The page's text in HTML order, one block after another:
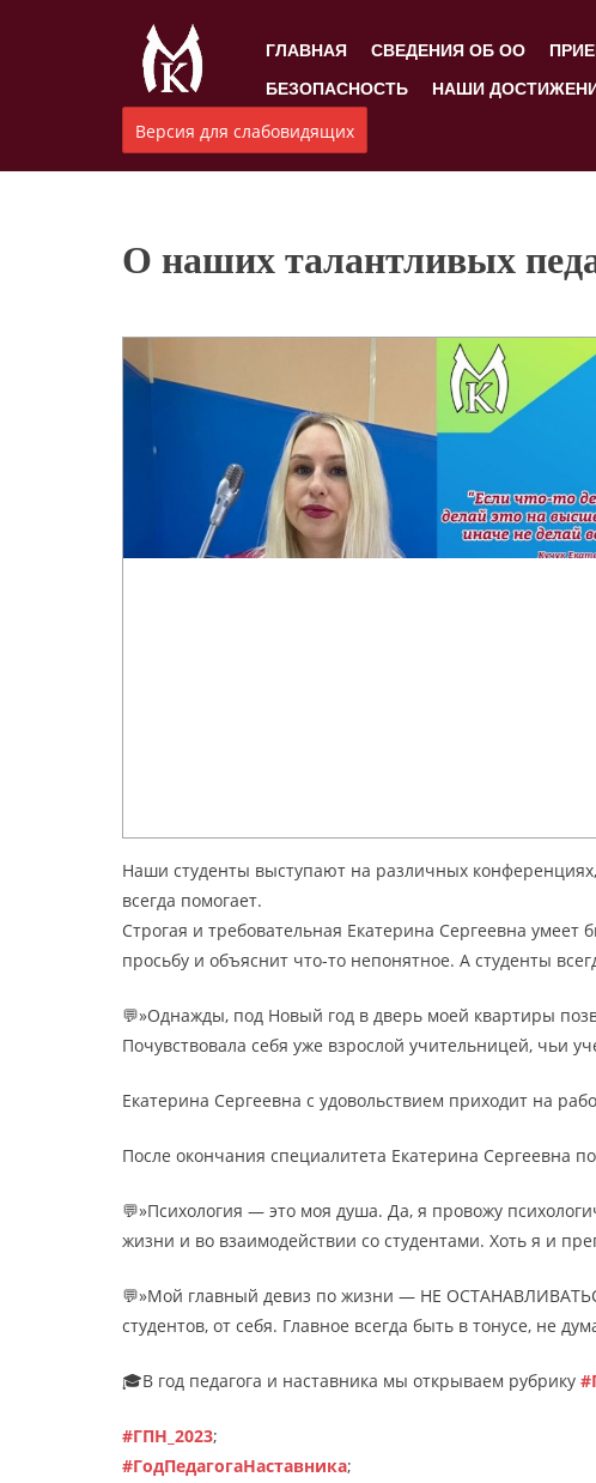
ГЛАВНАЯ СВЕДЕНИЯ ОБ ОО
БЕЗОПАСНОСТЬ
НАШИ
Версия для слабовидящих
О наших талантливых
Наши студенты выступают на различных
всегда помогает.
Строгая и требовательная Екатерина Сергеевна
просьбу и объяснит что-то непонятное. А студенты
💬»Однажды, под Новый год в дверь моей квартиры
Почувствовала себя уже взрослой учительницей, чьи
Екатерина Сергеевна с удовольствием приходит на
После окончания специалитета Екатерина Сергеевна
💬»Психология — это моя душа. Да, я провожу
жизни и во взаимодействии со студентами. Хоть я и
💬»Мой главный девиз по жизни — НЕ
студентов, от себя. Главное всегда быть в тонусе, не
🎓В год педагога и наставника мы открываем рубрику
#ГПН_2023;
#ГодПедагогаНаставника;